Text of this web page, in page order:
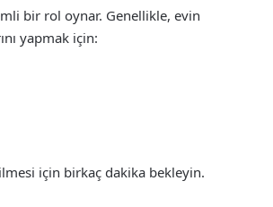
bir rol oynar. Genellikle, evin
yapmak için:
için birkaç dakika bekleyin.